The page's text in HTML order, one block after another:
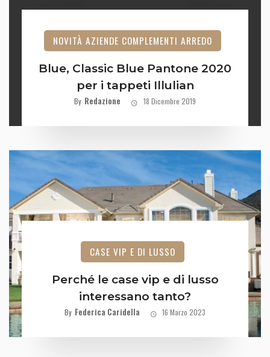
NOVITÀ AZIENDE COMPLEMENTI ARREDO
Blue, Classic Blue Pantone 2020
per i tappeti Illulian
By Redazione 18 Dicembre 2019
CASE VIP E DI LUSSO
Perché le case vip e di lusso
interessano tanto?
By Federica Caridella 16 Marzo 2023